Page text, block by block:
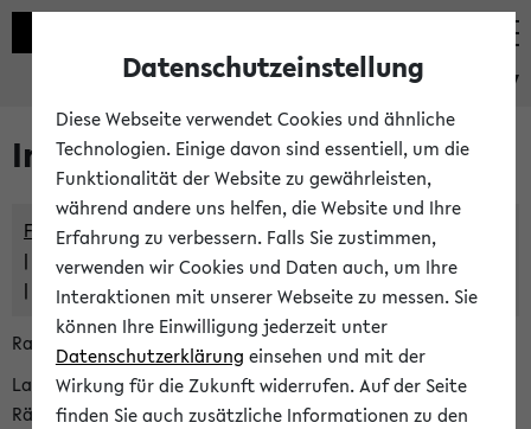
eKVV
Im eKVV verwaltete Räume
Freie Räume und Veranstaltungsüberschneidungen
Raumüberschneidungen
Hinweise der zentralen Raumvergabe
Raumanfragen:
raumvergabe@uni-bielefeld.de
Lassen Sie sich alle Räume anzeigen oder suchen Sie nach
Räumen mit bestimmten Eigenschaften:
Datenschutzeinstellung
Diese Webseite verwendet Cookies und ähnliche
Technologien. Einige davon sind essentiell, um die
Funktionalität der Website zu gewährleisten,
während andere uns helfen, die Website und Ihre
Erfahrung zu verbessern. Falls Sie zustimmen,
verwenden wir Cookies und Daten auch, um Ihre
Interaktionen mit unserer Webseite zu messen. Sie
können Ihre Einwilligung jederzeit unter
Datenschutzerklärung einsehen und mit der
Wirkung für die Zukunft widerrufen. Auf der Seite
finden Sie auch zusätzliche Informationen zu den